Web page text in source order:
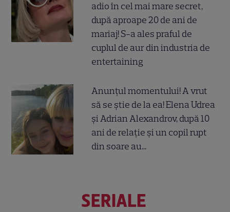
adio în cel mai mare secret,
după aproape 20 de ani de
mariaj! S-a ales praful de
cuplul de aur din industria de
entertaining
Anunțul momentului! A vrut
să se știe de la ea! Elena Udrea
și Adrian Alexandrov, după 10
ani de relație și un copil rupt
din soare au...
SERIALE